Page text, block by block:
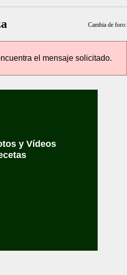
Cambia de foro:
el mensaje solicitado.
y Vídeos